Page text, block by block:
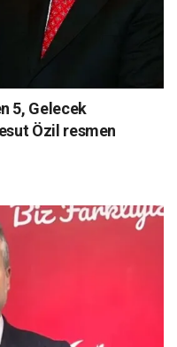
5, Gelecek
Özil resmen